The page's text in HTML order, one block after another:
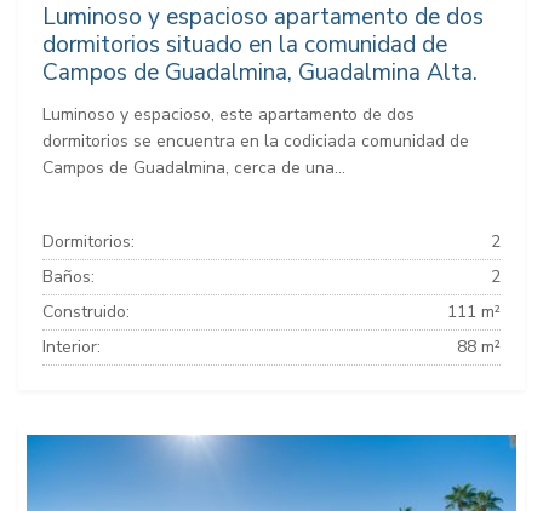
Luminoso y espacioso apartamento de dos
dormitorios situado en la comunidad de
Campos de Guadalmina, Guadalmina Alta.
Luminoso y espacioso, este apartamento de dos
dormitorios se encuentra en la codiciada comunidad de
Campos de Guadalmina, cerca de una...
Dormitorios:
2
Baños:
2
Construido:
111 m²
Interior:
88 m²